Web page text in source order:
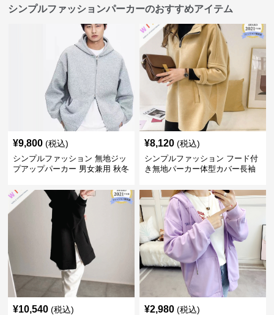
シンプルファッションパーカーのおすすめアイテム
¥9,800 (税込)
シンプルファッション 無地ジッ
プアップパーカー 男女兼用 秋冬
¥8,120 (税込)
シンプルファッション フード付
き無地パーカー体型カバー長袖
¥10,540 (税込) ¥2,980 (税込)